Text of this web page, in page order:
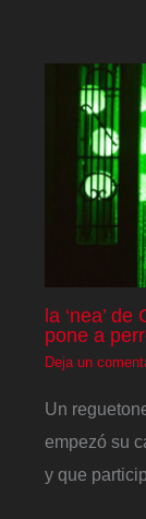
la ‘nea’
pone a
Deja un
Un
empezó su
y que